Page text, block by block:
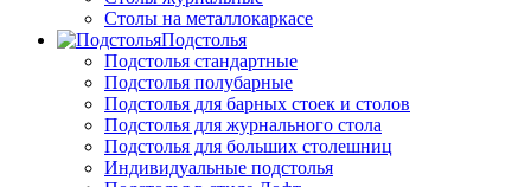
Столы на металлокаркасе
Подстолья
Подстолья стандартные
Подстолья полубарные
Подстолья для барных стоек и столов
Подстолья для журнального стола
Подстолья для больших столешниц
Индивидуальные подстолья